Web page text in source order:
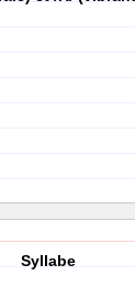
Syllabe